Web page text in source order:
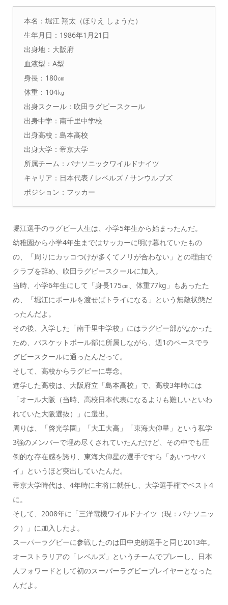
本名：堀江 翔太（ほりえ しょうた）
生年月日：1986年1月21日
出身地：大阪府
血液型：A型
身長：180㎝
体重：104㎏
出身スクール：吹田ラグビースクール
出身中学：南千里中学校
出身高校：島本高校
出身大学：帝京大学
所属チーム：パナソニックワイルドナイツ
キャリア：日本代表 / レベルズ / サンウルブズ
ポジション：フッカー
堀江選手のラグビー人生は、 小学5年生から始まったんだ。
幼稚園から小学4年生まではサッカーに明け暮れていたもの
の、「周りにカッコつけが多くてノリが合わない」との理由で
クラブを辞め、吹田ラグビースクールに加入。
当時、小学6年生にして「身長175㎝、体重77kg」もあったた
め、「堀江にボールを渡せばトライになる」という無敵状態だ
ったんだよ。
その後、入学した「南千里中学校」にはラグビー部がなかった
ため、バスケットボール部に所属しながら、週1のペースでラ
グビースクールに通ったんだって。
そして、高校からラグビーに専念。
進学した高校は、大阪府立「島本高校」で、高校3年時には
「オール大阪（当時、高校日本代表になるよりも難しいといわ
れていた大阪選抜）」に選出。
周りは、「啓光学園」「大工大高」「東海大仰星」という私学
3強のメンバーで埋め尽くされていたんだけど、その中でも圧
倒的な存在感を誇り、東海大仰星の選手ですら「あいつヤバ
イ」というほど突出していたんだ。
帝京大学時代は、4年時に主将に就任し、大学選手権でベスト4
に。
そして、2008年に「三洋電機ワイルドナイツ（現：パナソニッ
ク）」に加入したよ。
スーパーラグビーに参戦したのは田中史朗選手と同じ2013年。
オーストラリアの「レベルズ」というチームでプレーし、
日本
人フォワードとして初のスーパーラグビープレイヤーとなった
んだよ。